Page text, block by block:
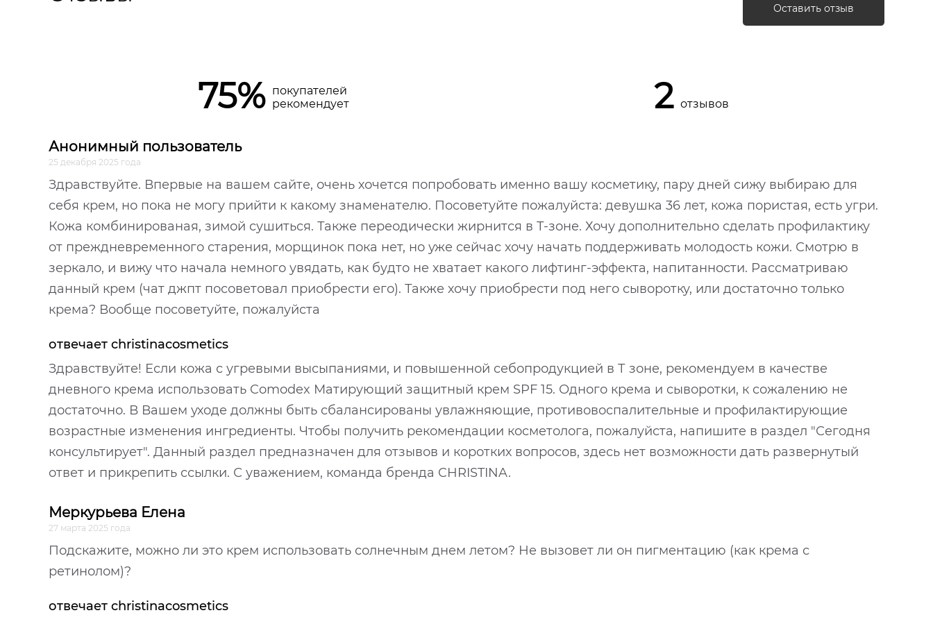
Оставить отзыв
75%
покупателей
рекомендует
2 отзывов
Анонимный пользователь
25 декабря 2025 года
Здравствуйте. Впервые на вашем сайте, очень хочется попробовать именно вашу косметику, пару дней сижу выбираю для
себя крем, но пока не могу прийти к какому знаменателю. Посоветуйте пожалуйста: девушка 36 лет, кожа пористая, есть угри.
Кожа комбинированая, зимой сушиться. Также переодически жирнится в Т-зоне. Хочу дополнительно сделать профилактику
от преждневременного старения, морщинок пока нет, но уже сейчас хочу начать поддерживать молодость кожи. Смотрю в
зеркало, и вижу что начала немного увядать, как будто не хватает какого лифтинг-эффекта, напитанности. Рассматриваю
данный крем (чат джпт посоветовал приобрести его). Также хочу приобрести под него сыворотку, или достаточно только
крема? Вообще посоветуйте, пожалуйста
отвечает christinacosmetics
Здравствуйте! Если кожа с угревыми высыпаниями, и повышенной себопродукцией в Т зоне, рекомендуем в качестве
дневного крема использовать Comodex Матирующий защитный крем SPF 15. Одного крема и сыворотки, к сожалению не
достаточно. В Вашем уходе должны быть сбалансированы увлажняющие, противовоспалительные и профилактирующие
возрастные изменения ингредиенты. Чтобы получить рекомендации косметолога, пожалуйста, напишите в раздел "Сегодня
консультирует". Данный раздел предназначен для отзывов и коротких вопросов, здесь нет возможности дать развернутый
ответ и прикрепить ссылки. С уважением, команда бренда CHRISTINA.
Меркурьева Елена
27 марта 2025 года
Подскажите, можно ли это крем использовать солнечным днем летом? Не вызовет ли он пигментацию (как крема с
ретинолом)?
отвечает christinacosmetics